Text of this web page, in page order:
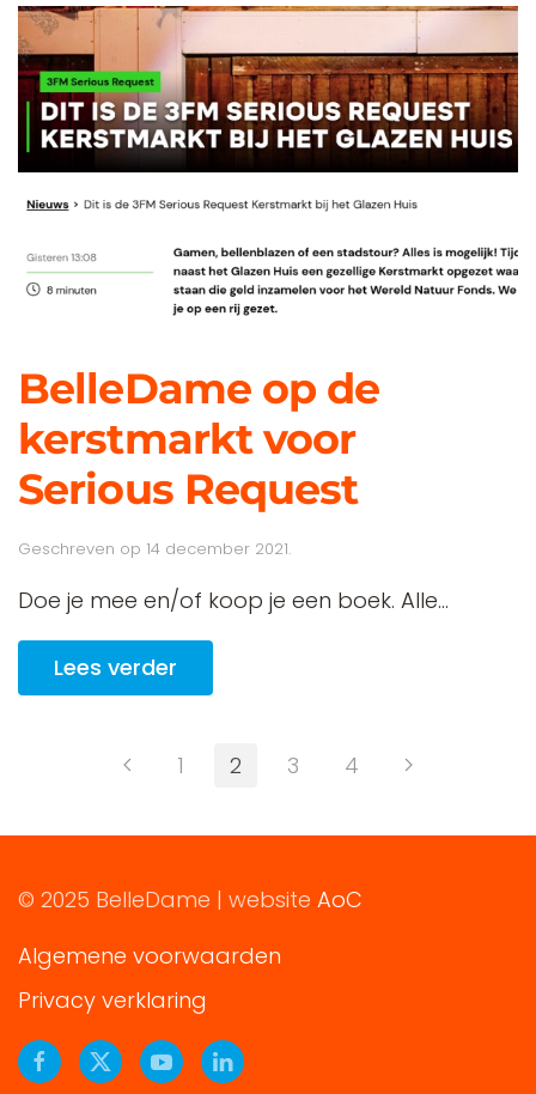
BelleDame op de
kerstmarkt voor
Serious Request
Geschreven op 14 december 2021.
Doe je mee en/of koop je een boek. Alle...
Lees verder
1 2 3 4
© 2025 BelleDame | website AoC
Algemene voorwaarden
Privacy verklaring